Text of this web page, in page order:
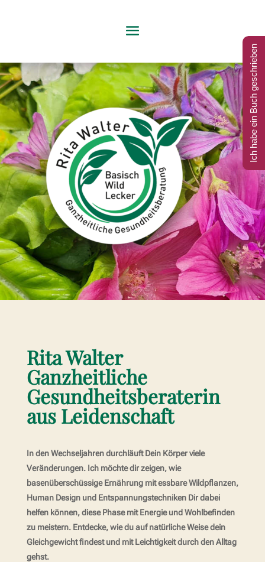
Rita Walter
Ganzheitliche
Gesundheits­beraterin
aus Leidenschaft
In den Wechseljahren durchläuft Dein Körper viele
Veränderungen. Ich möchte dir zeigen, wie
basenüberschüssige Ernährung mit essbare Wildpflanzen,
Human Design und Entspannungstechniken Dir dabei
helfen können, diese Phase mit Energie und Wohlbefinden
zu meistern. Entdecke, wie du auf natürliche Weise dein
Gleichgewicht findest und mit Leichtigkeit durch den Alltag
gehst.
Ich habe ein Buch geschrieben